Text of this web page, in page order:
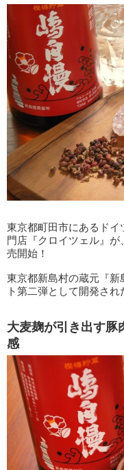
東京都町田市にあるド
門店『クロイツェル』
売開始！
東京都新島村の蔵元『新
ト第二弾として開発され
大麦麹が引き出す豚
感